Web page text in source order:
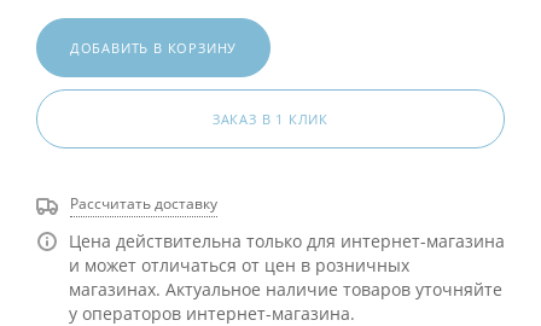
ДОБАВИТЬ В КОРЗИНУ
ЗАКАЗ В 1 КЛИК
Рассчитать доставку
Цена действительна только для интернет-магазина
и может отличаться от цен в розничных
магазинах. Актуальное наличие товаров уточняйте
у операторов интернет-магазина.